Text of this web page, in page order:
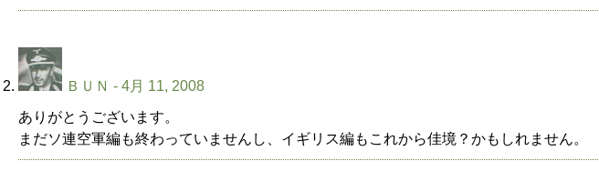
ＢＵＮ - 4月 11, 2008
ありがとうございます。
まだソ連空軍編も終わっていませんし、イギリス編もこれから佳境？かもしれません。